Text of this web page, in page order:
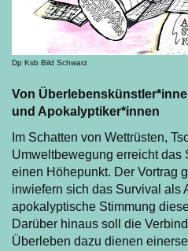
Dp Ksb Bild Schwarz
Von
und Apokalyptiker*innen
Im Schatten von Wettrüsten,
Umweltbewegung erreicht das
einen Höhepunkt. Der Vortrag
inwiefern sich das Survival als
apokalyptische Stimmung
Darüber hinaus soll die
Überleben dazu dienen